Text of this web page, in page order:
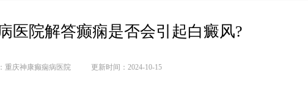
医院解答癫痫是否会引起白癜风?
重庆神康癫痫病医院 更新时间：2024-10-15